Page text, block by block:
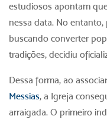
estudiosos apontam
nessa data. No
buscando converter
tradições, decidiu
Dessa forma, ao
Messias, a Igreja
arraigada. O primeiro